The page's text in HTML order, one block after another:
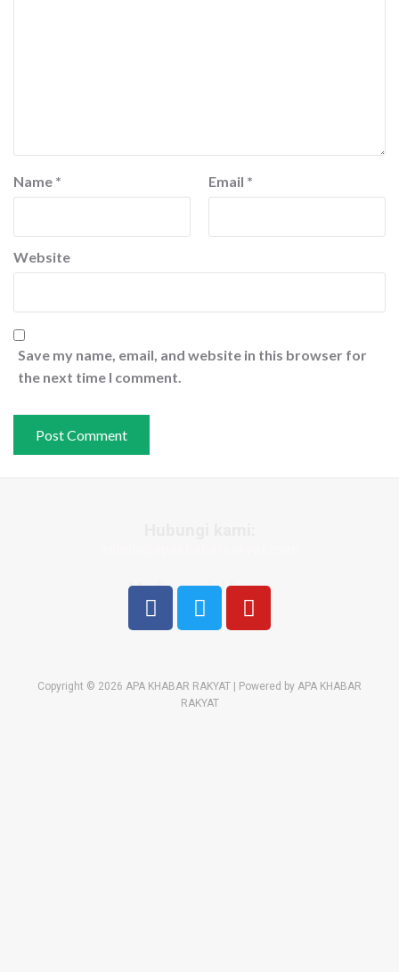
Name * Email *
Website
Save my name, email, and website in this browser for
the next time I comment.
Media sosial kami:
Copyright © 2026 APA KHABAR RAKYAT | Powered by APA KHABAR
RAKYAT